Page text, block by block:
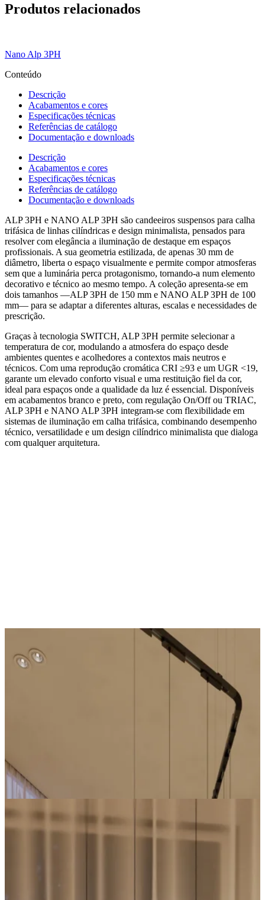
Produtos relacionados
Nano Alp 3PH
Conteúdo
Descrição
Acabamentos e cores
Especificações técnicas
Referências de catálogo
Documentação e downloads
Descrição
Acabamentos e cores
Especificações técnicas
Referências de catálogo
Documentação e downloads
ALP 3PH e NANO ALP 3PH são candeeiros suspensos para calha
trifásica de linhas cilíndricas e design minimalista, pensados para
resolver com elegância a iluminação de destaque em espaços
profissionais. A sua geometria estilizada, de apenas 30 mm de
diâmetro, liberta o espaço visualmente e permite compor atmosferas
sem que a luminária perca protagonismo, tornando-a num elemento
decorativo e técnico ao mesmo tempo. A coleção apresenta-se em
dois tamanhos —ALP 3PH de 150 mm e NANO ALP 3PH de 100
mm— para se adaptar a diferentes alturas, escalas e necessidades de
prescrição.
Graças à tecnologia SWITCH, ALP 3PH permite selecionar a
temperatura de cor, modulando a atmosfera do espaço desde
ambientes quentes e acolhedores a contextos mais neutros e
técnicos. Com uma reprodução cromática CRI ≥93 e um UGR <19,
garante um elevado conforto visual e uma restituição fiel da cor,
ideal para espaços onde a qualidade da luz é essencial. Disponíveis
em acabamentos branco e preto, com regulação On/Off ou TRIAC,
ALP 3PH e NANO ALP 3PH integram-se com flexibilidade em
sistemas de iluminação em calha trifásica, combinando desempenho
técnico, versatilidade e um design cilíndrico minimalista que dialoga
com qualquer arquitetura.